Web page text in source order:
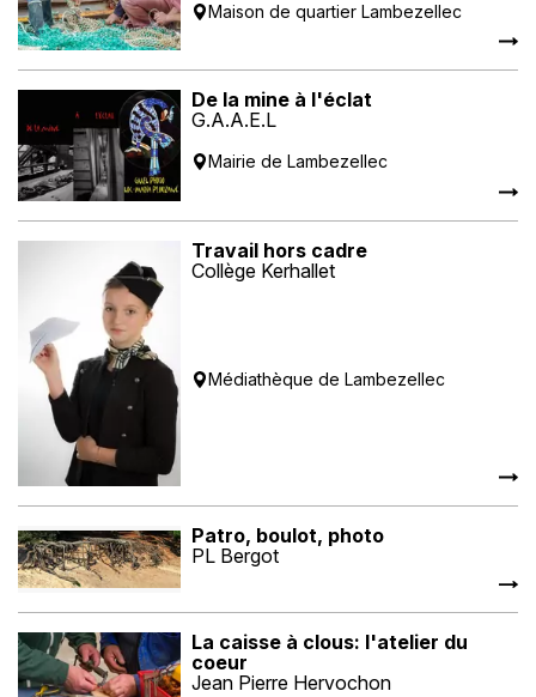
Maison de quartier Lambezellec
De la mine à l'éclat
G.A.A.E.L
Mairie de Lambezellec
Travail hors cadre
Collège Kerhallet
Médiathèque de Lambezellec
Patro, boulot, photo
PL Bergot
La caisse à clous: l'atelier du
coeur
Jean Pierre Hervochon